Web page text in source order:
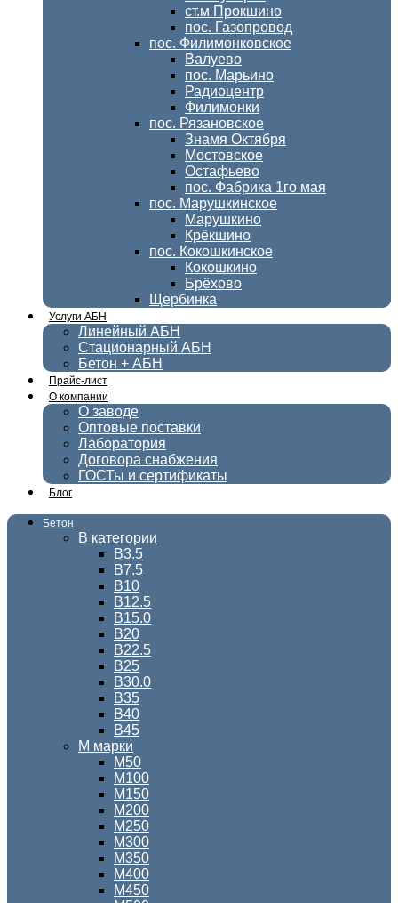
ст.м Прокшино
пос. Газопровод
пос. Филимонковское
Валуево
пос. Марьино
Радиоцентр
Филимонки
пос. Рязановское
Знамя Октября
Мостовское
Остафьево
пос. Фабрика 1го мая
пос. Марушкинское
Марушкино
Крёкшино
пос. Кокошкинское
Кокошкино
Брёхово
Щербинка
Услуги АБН
Линейный АБН
Стационарный АБН
Бетон + АБН
Прайс-лист
О компании
О заводе
Оптовые поставки
Лаборатория
Договора снабжения
ГОСТы и сертификаты
Блог
Бетон
В категории
В3.5
В7.5
В10
В12.5
В15.0
В20
В22.5
В25
В30.0
В35
В40
В45
М марки
М50
М100
М150
М200
М250
М300
М350
М400
М450